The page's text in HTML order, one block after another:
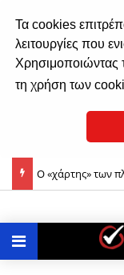
Τα cookies
λειτουργίες που
Χρησιμοποιώντας
τη χρήση των
10 9 Αυγούστου: